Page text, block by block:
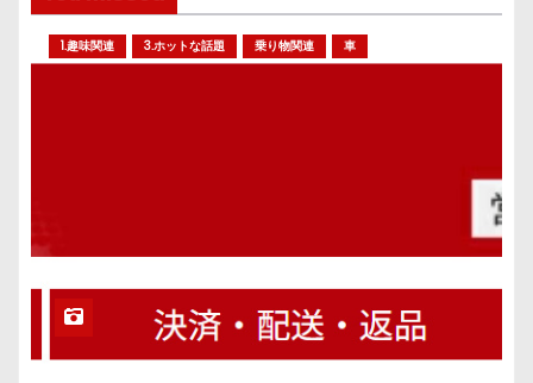
1.趣味関連 3.ホットな話題 乗り物関連 車